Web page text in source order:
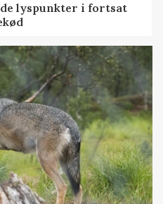
lyspunkter i fortsat